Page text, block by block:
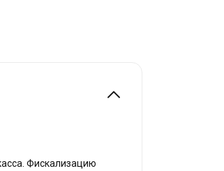
Фискализацию